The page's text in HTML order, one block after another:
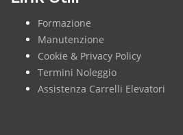
Formazione
Manutenzione
Cookie & Privacy Policy
Termini Noleggio
Assistenza Carrelli Elevatori